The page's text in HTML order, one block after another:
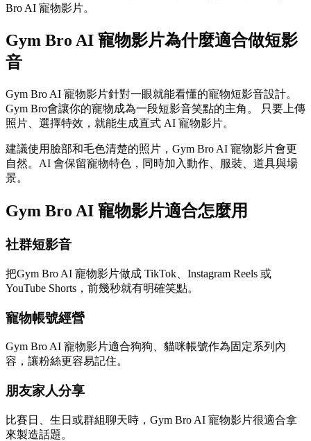
Bro AI 寵物影片。
Gym Bro AI 寵物影片為什麼適合做短影
音
Gym Bro AI 寵物影片針對一眼就能看懂的寵物短影音設計。
Gym Bro會讓你的寵物成為一段短影音笑點的主角。 只要上傳
照片、選擇特效，就能生成直式 AI 寵物影片。
建議使用臉部和毛色清楚的照片，Gym Bro AI 寵物影片會更
自然。AI 會保留寵物特色，同時加入動作、服裝、道具與場
景。
Gym Bro AI 寵物影片適合怎麼用
社群短影音
把Gym Bro AI 寵物影片做成 TikTok、Instagram Reels 或
YouTube Shorts，前幾秒就有明確笑點。
寵物帳號經營
Gym Bro AI 寵物影片適合狗狗、貓咪帳號作為固定系列內
容，讓粉絲更容易記住。
朋友家人分享
比賽日、生日或群組聊天時，Gym Bro AI 寵物影片很適合拿
來製造話題。